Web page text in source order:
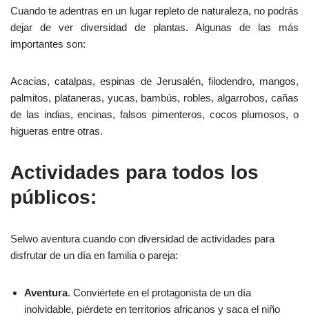
Cuando te adentras en un lugar repleto de naturaleza, no podrás
dejar de ver diversidad de plantas. Algunas de las más
importantes son:
Acacias, catalpas, espinas de Jerusalén, filodendro, mangos,
palmitos, plataneras, yucas, bambús, robles, algarrobos, cañas
de las indias, encinas, falsos pimenteros, cocos plumosos, o
higueras entre otras.
Actividades para todos los
públicos:
Selwo aventura cuando con diversidad de actividades para
disfrutar de un día en familia o pareja:
Aventura. Conviértete en el protagonista de un día
inolvidable, piérdete en territorios africanos y saca el niño